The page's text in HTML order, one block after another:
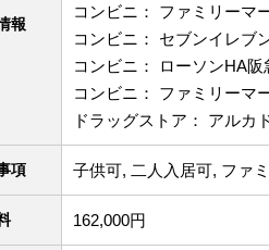
報
コンビニ： ファミリーマ
コンビニ： セブンイレブ
コンビニ： ローソンHA
コンビニ： ファミリーマ
ドラッグストア： アルカ
項 子供可, 二人入居可, ファ
162,000円